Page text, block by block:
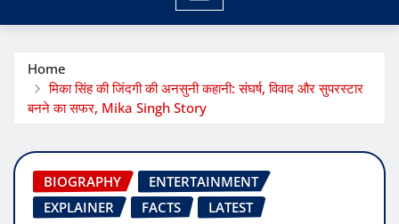
Home
मिका सिंह की जिंदगी की अनसुनी कहानी: संघर्ष, विवाद और सुपरस्टार
बनने का सफर, Mika Singh Story
BIOGRAPHY
ENTERTAINMENT
EXPLAINER
FACTS LATEST